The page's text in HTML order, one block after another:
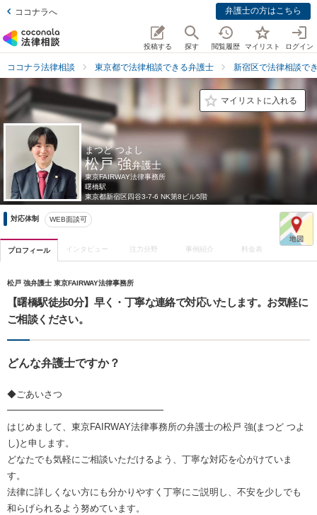
ココナラへ 弁護士の方はこちら
投稿する 探す 閲覧履歴 マイリスト ログイン
ココナラ法律相談 東京都で法律相談できる弁護士 新宿区で法律相談で
マイリストに入れる
まつど つよし
松戸 強弁護士
東京FAIRWAY法律事務所
曙橋駅
東京都新宿区四谷3-7-6 NK第8ビル5階
対応体制 WEB面談可
プロフィール インタビュー 注力分野 事例紹介 料金表
松戸 強弁護士 東京FAIRWAY法律事務所
【曙橋駅徒歩0分】早く・丁寧な連絡で対応いたします。お気軽に
ご相談ください。
どんな弁護士ですか？
◆ごあいさつ
━━━━━━━━━━━━━━━━━
はじめまして、東京FAIRWAY法律事務所の弁護士の松戸 強(まつど つよ
し)と申します。
どなたでも気軽にご相談いただけるよう、丁寧な対応を心がけていま
す。
法律に詳しくない方にも分かりやすく丁寧にご説明し、不安を少しでも
和らげられるよう努めています。